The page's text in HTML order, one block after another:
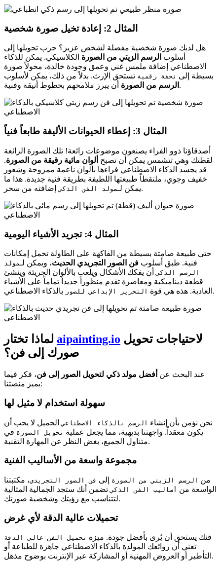
المثال 2: إعادة تخيل صورة شخصية
هل لديك صورة شخصية مفضلة لشخص عزيز؟ جرب تحويلها إلى
أسلوب الرسم الزيتي من الصورة الكلاسيكي. يمكن للذكاء
الاصطناعي إضافة ملمس غني وعمق وجودة خالدة، محولاً صورة
بسيطة إلى تحفة رقمية تستحق الإرث. بدلاً من ذلك، يمكن لأسلوب
الرسم من الصورة أن يبرز ملامحهم بخطوط أنيقة وفنية.
المثال 3: إعطاء الحيوانات الأليفة طابعاً فنياً
أصدقاؤنا ذوو الفراء يصنعون موضوعات رائعة! تلك الصورة الرائعة
لقطتك وهي تتشمس يمكن أن تصبح ألوان مائية رقيقة من الصورة.
قد يجسد الذكاء الاصطناعي فراءها بألوان ناعمة ممزوجة وشعور
خفيف وجوي، ملتقطاً طبيعتها اللطيفة بطريقة فنية جديدة. هذا ما
يمكن لـمولد الفن الذكي إضافته من سحر.
المثال 4: تجريد الأشياء اليومية
حتى طبيعة صامتة بسيطة من الفاكهة على الطاولة تحمل إمكانات
فنية. طبق أسلوب فن الصور التجريدي الحديث، ويمكن لـمولد
الرسم الذكيأن يفكك الأشكال ويلعب بالألوان الجريئة وينشئ
قطعة ديناميكية ومعاصرة تقدم منظوراً جديداً تماماً على الأشياء
العادية. هذه هي قوة
التحرير الإبداعي للصور بالذكاء الاصطناعي.
aipainting.io
صورك إلى فن؟
عند البحث عن أفضل مولد ذكي لتحويل الصور إلى فن، فكر فيما
يميز منصتنا:
سهولة استخدام لا مثيل لها
نحن نؤمن بأن إنشاء الرسم بالذكاء الاصطناعيالجميل لا يجب أن
يكون معقداً. واجهتنا بديهية، مما يجعل عملية تحويل الصورة في
متناول الجميع، بغض النظر عن المهارة التقنية.
مجموعة واسعة من الأساليب الفنية
من الرسم الزيتي من الصورة إلى فن الصور التجريدي، مكتبتنا
الواسعة من أساليب الفن الذكيتضمن أنك ستجد الجمالية المثالية
لتتناسب مع رؤيتك وشخصية صورتك.
تحميلات عالية الدقة لأي غرض
فنك يستحق أن يُرى بأفضل جودة. ميزة تحميل الفن عالي الدقة
تعني أن روائعك المولدة بالذكاء الاصطناعي جاهزة للطباعة أو
التأطير أو العروض المهنية أو المشاركة عبر الإنترنت بوضوح مذهل.